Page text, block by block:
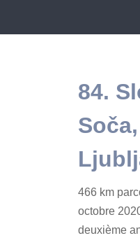
84.
466 km
octobre
deuxième